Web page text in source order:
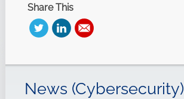
Share This
News (Cybersecurity)